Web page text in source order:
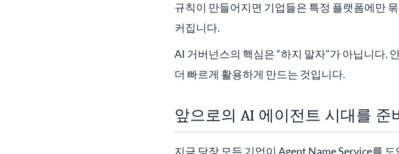
규칙이 만들어지면 기업들은 특정 플랫폼에만
커집니다.
AI 거버넌스의 핵심은 “하지 말자”가 아닙니다.
더 빠르게 활용하게 만드는 것입니다.
앞으로의 AI 에이전트 시대를 준
지금 당장 모든 기업이 Agent Name Service를